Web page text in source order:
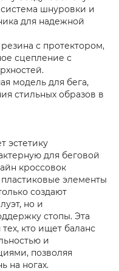
шнуровки и
для надежной
с протектором,
сцепление с
модель для бега,
стильных образов в
эстетику
для беговой
кроссовок
пластиковые элементы
создают
но и
стопы. Эта
кто ищет баланс
и
позволяя
на ногах.